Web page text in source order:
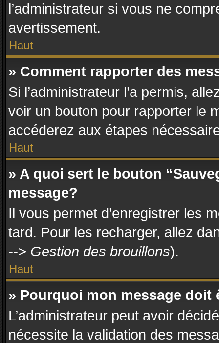
l’administrateur si vous ne
avertissement.
Haut
» Comment rapporter des
Si l’administrateur l’a permis,
voir un bouton pour rapporter le
accéderez aux étapes
Haut
» A quoi sert le bouton
message?
Il vous permet d’enregistrer les
tard. Pour les recharger, allez
--> Gestion des brouillons).
Haut
» Pourquoi mon message doit
L’administrateur peut avoir
nécessite la validation des